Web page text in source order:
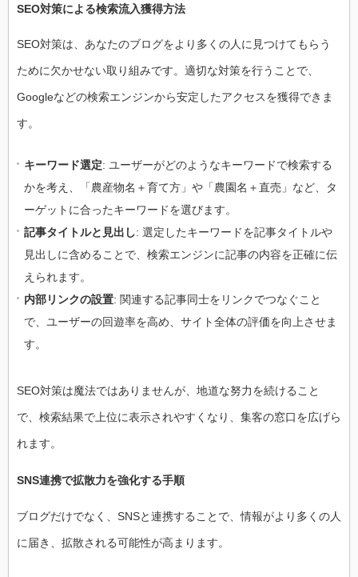
SEO対策による検索流入獲得方法
SEO対策は、あなたのブログをより多くの人に見つけてもらう
ために欠かせない取り組みです。適切な対策を行うことで、
Googleなどの検索エンジンから安定したアクセスを獲得できま
す。
キーワード選定: ユーザーがどのようなキーワードで検索する
かを考え、「農産物名＋育て方」や「農園名＋直売」など、タ
ーゲットに合ったキーワードを選びます。
記事タイトルと見出し: 選定したキーワードを記事タイトルや
見出しに含めることで、検索エンジンに記事の内容を正確に伝
えられます。
内部リンクの設置: 関連する記事同士をリンクでつなぐこと
で、ユーザーの回遊率を高め、サイト全体の評価を向上させま
す。
SEO対策は魔法ではありませんが、地道な努力を続けること
で、検索結果で上位に表示されやすくなり、集客の窓口を広げら
れます。
SNS連携で拡散力を強化する手順
ブログだけでなく、SNSと連携することで、情報がより多くの人
に届き、拡散される可能性が高まります。